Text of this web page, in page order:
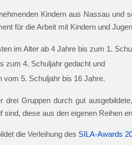
Kindern aus Nassau
für die Arbeit mit Kindern und
im Alter ab 4 Jahre bis zum 1.
zum 4. Schuljahr gedacht und
vom 5. Schuljahr bis 16 Jahre.
drei Gruppen durch gut
diese aus den eigenen Reihen
die Verleihung des SILA-Awards